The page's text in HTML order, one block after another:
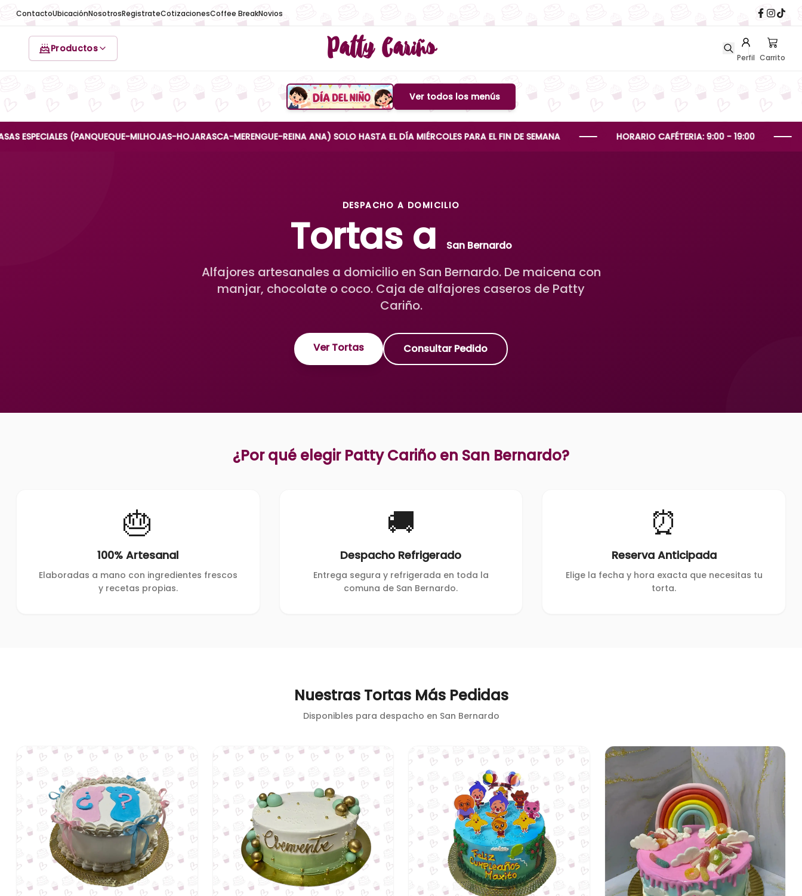
ContactoUbicaciónNosotrosRegistrateCotizacionesCoffee BreakNovios
Productos Patty Cariño Perfil Carrito
Boton de menuVer todos los menús
(PANQUEQUE-MILHOJAS-HOJARASCA-MERENGUE-REINA ANA) SOLO HASTA EL DÍA MIÉRCOLES PARA EL FIN DE SEMANA HORARIO CAFÉTERIA: 9:00 - 19:00
DESPACHO A DOMICILIO
Tortas a San Bernardo
Alfajores artesanales a domicilio en San Bernardo. De maicena con
manjar, chocolate o coco. Caja de alfajores caseros de Patty
Cariño.
Ver Tortas Consultar Pedido
¿Por qué elegir Patty Cariño en San Bernardo?
🎂
100% Artesanal
Elaboradas a mano con ingredientes frescos
y recetas propias.
🚚
Despacho Refrigerado
Entrega segura y refrigerada en toda la
comuna de San Bernardo.
⏰
Reserva Anticipada
Elige la fecha y hora exacta que necesitas tu
torta.
Nuestras Tortas Más Pedidas
Disponibles para despacho en San Bernardo